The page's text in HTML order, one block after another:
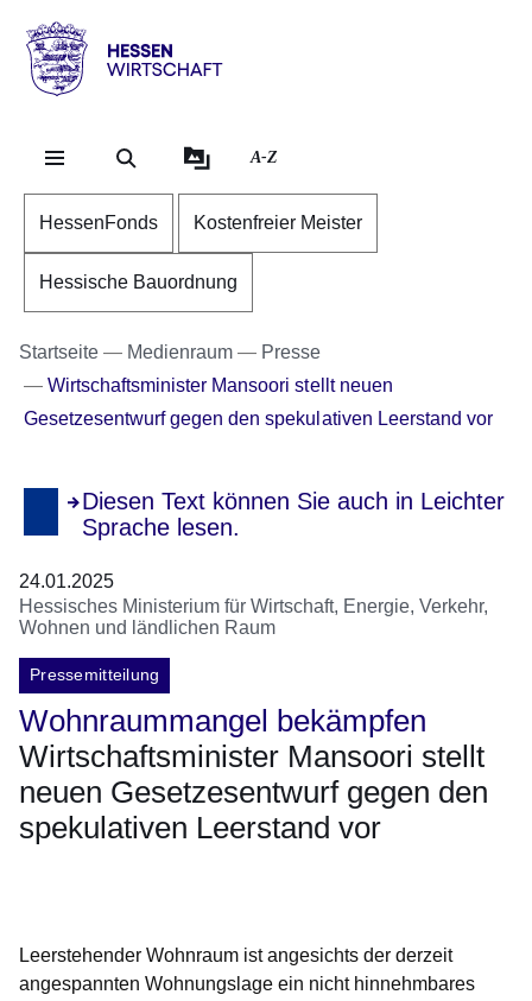
Hessen
Wirtschaft
A-Z
HessenFonds Kostenfreier Meister
Hessische Bauordnung
Startseite Medienraum
Presse
Wirtschaftsminister Mansoori stellt neuen
Gesetzesentwurf gegen den spekulativen Leerstand vor
Diesen Text können Sie auch in Leichter
Sprache lesen.
24.01.2025
Hessisches Ministerium für Wirtschaft, Energie, Verkehr,
Wohnen und ländlichen Raum
Pressemitteilung
Wohnraummangel bekämpfen
Wirtschaftsminister Mansoori stellt
neuen Gesetzesentwurf gegen den
spekulativen Leerstand vor
Leerstehender Wohnraum ist angesichts der derzeit
angespannten Wohnungslage ein nicht hinnehmbares